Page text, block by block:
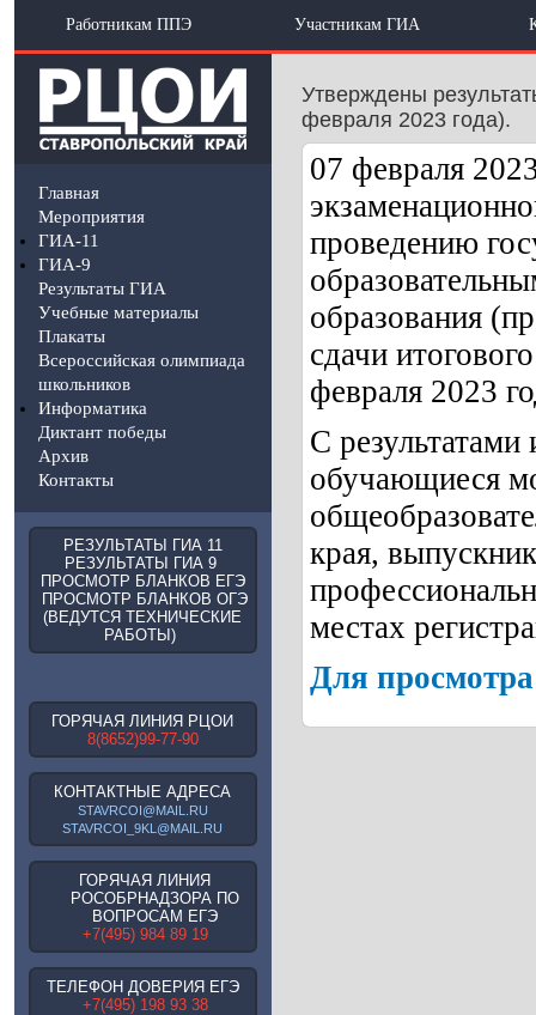
Работникам ППЭ Участникам ГИА
Главная
Мероприятия
ГИА-11
ГИА-9
Результаты ГИА
Учебные материалы
Плакаты
Всероссийская олимпиада
школьников
Информатика
Диктант победы
Архив
Контакты
РЕЗУЛЬТАТЫ ГИА 11
РЕЗУЛЬТАТЫ ГИА 9
ПРОСМОТР БЛАНКОВ ЕГЭ
ПРОСМОТР БЛАНКОВ ОГЭ
(ВЕДУТСЯ ТЕХНИЧЕСКИЕ
РАБОТЫ)
ГОРЯЧАЯ ЛИНИЯ РЦОИ
8(8652)99-77-90
КОНТАКТНЫЕ АДРЕСА
STAVRCOI@MAIL.RU
STAVRCOI_9KL@MAIL.RU
ГОРЯЧАЯ ЛИНИЯ
РОСОБРНАДЗОРА ПО
ВОПРОСАМ ЕГЭ
+7(495) 984 89 19
ТЕЛЕФОН ДОВЕРИЯ ЕГЭ
+7(495) 198 93 38
Утверждены
февраля 2023 года).
07 февраля
проведению
образования
сдачи
февраля 2023
С результатами
обучающиеся
края,
местах
Для просмотра